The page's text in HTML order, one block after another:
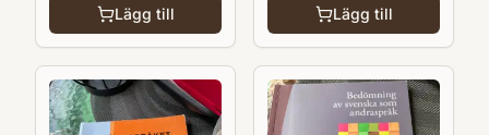
Lägg till Lägg till